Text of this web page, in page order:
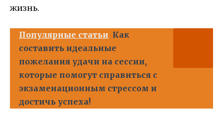
жизнь.
Популярные статьи Как
составить идеальные
пожелания удачи на сессии,
которые помогут справиться с
экзаменационным стрессом и
достичь успеха!